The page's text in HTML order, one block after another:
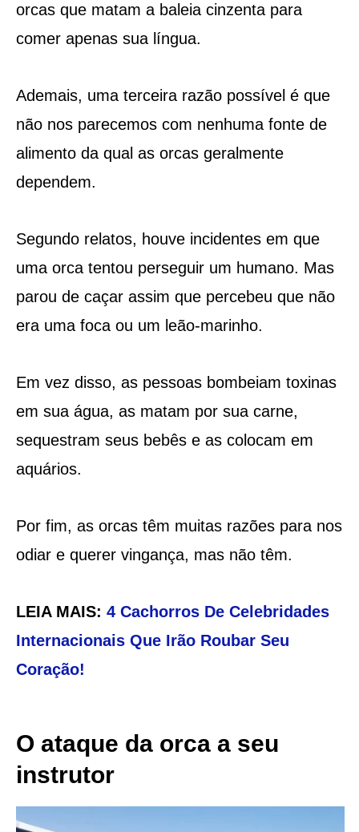
orcas que matam a baleia cinzenta para
comer apenas sua língua.
Ademais, uma terceira razão possível é que
não nos parecemos com nenhuma fonte de
alimento da qual as orcas geralmente
dependem.
Segundo relatos, houve incidentes em que
uma orca tentou perseguir um humano. Mas
parou de caçar assim que percebeu que não
era uma foca ou um leão-marinho.
Em vez disso, as pessoas bombeiam toxinas
em sua água, as matam por sua carne,
sequestram seus bebês e as colocam em
aquários.
Por fim, as orcas têm muitas razões para nos
odiar e querer vingança, mas não têm.
LEIA MAIS: 4 Cachorros De Celebridades
Internacionais Que Irão Roubar Seu
Coração!
O ataque da orca a seu
instrutor